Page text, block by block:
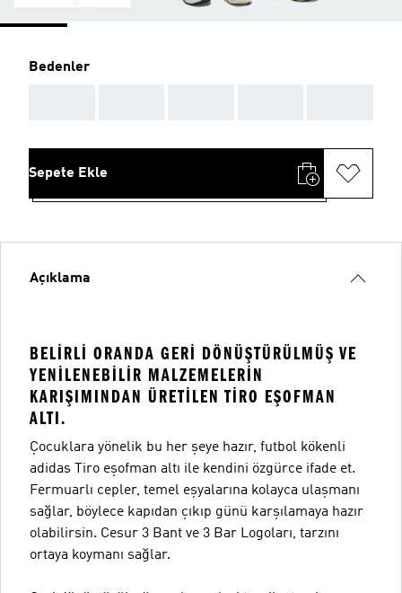
Bedenler
Sepete Ekle
Açıklama
BELIRLI ORANDA GERI DÖNÜŞTÜRÜLMÜŞ VE
YENILENEBILIR MALZEMELERIN
KARIŞIMINDAN ÜRETILEN TIRO EŞOFMAN
ALTI.
Çocuklara yönelik bu her şeye hazır, futbol kökenli
adidas Tiro eşofman altı ile kendini özgürce ifade et.
Fermuarlı cepler, temel eşyalarına kolayca ulaşmanı
sağlar, böylece kapıdan çıkıp günü karşılamaya hazır
olabilirsin. Cesur 3 Bant ve 3 Bar Logoları, tarzını
ortaya koymanı sağlar.